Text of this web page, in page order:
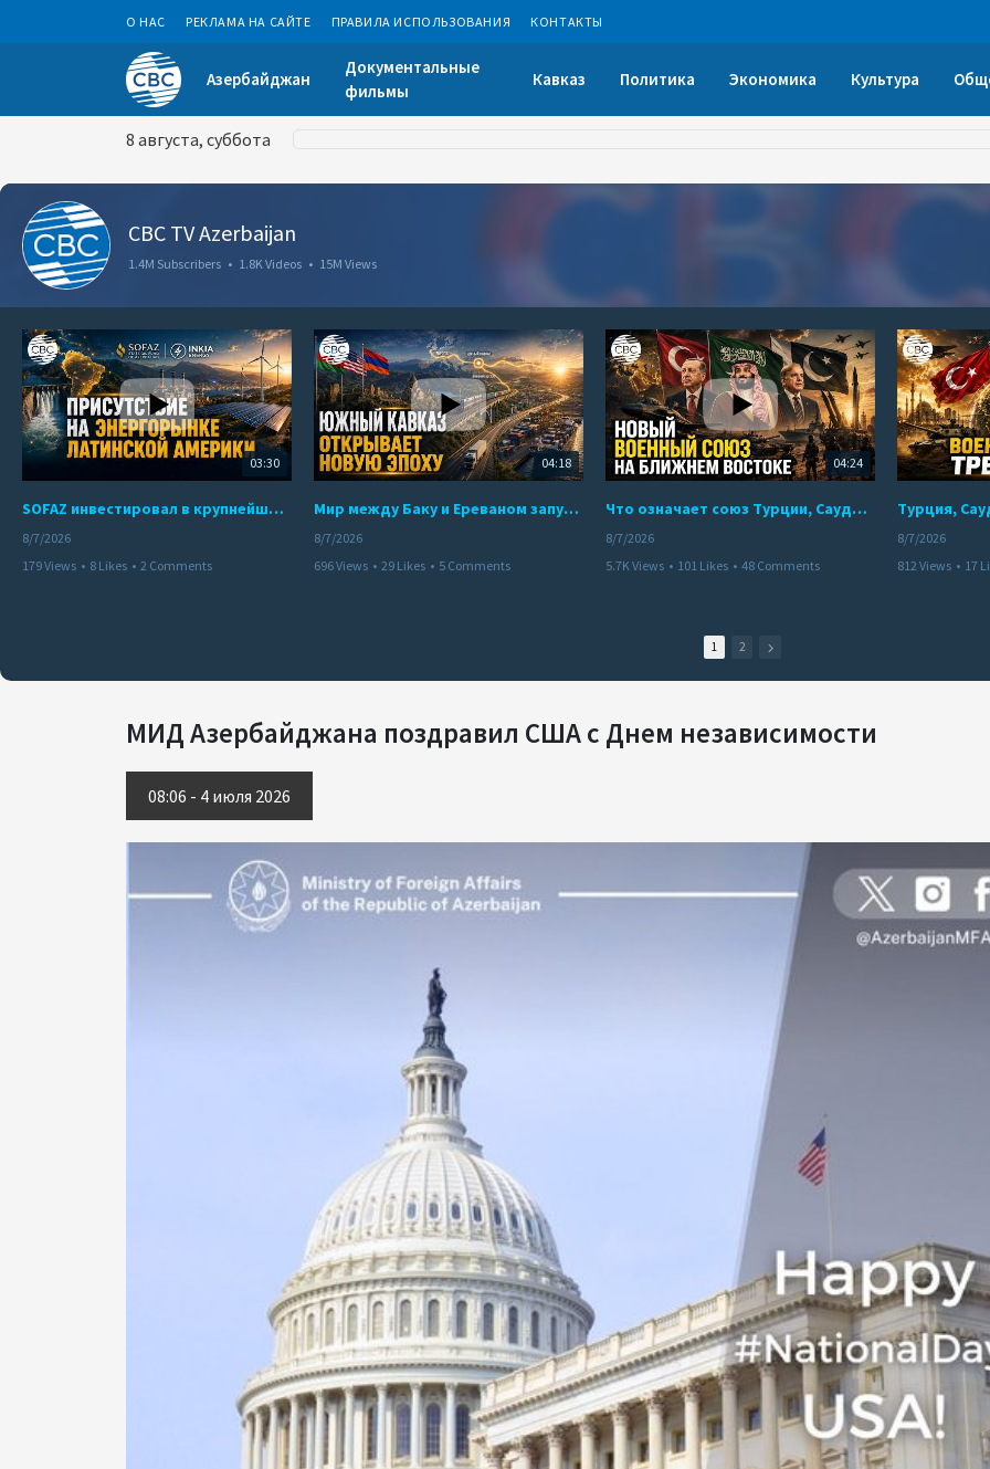
О НАС РЕКЛАМА НА САЙТЕ ПРАВИЛА ИСПОЛЬЗОВАНИЯ КОНТАКТЫ
Азербайджан
Документальные
фильмы
Кавказ Политика Экономика Культура
8 августа, суббота
CBC TV Azerbaijan
1.4M Subscribers • 1.8K Videos • 15M Views
03:30
SOFAZ инвестировал в крупнейшего независимого производителя электроэнергии Перу
8/7/2026
179 Views • 8 Likes • 2 Comments
04:18
Мир между Баку и Ереваном запускает крупные логистические проекты
8/7/2026
696 Views • 29 Likes • 5 Comments
04:24
Что означает союз Турции, Саудовской Аравии и Пакистана?
8/7/2026
5.7K Views • 101 Likes • 48 Comments
8/7/2026
812 Views • 17
1 2
МИД Азербайджана поздравил США с Днем независимости
08:06 - 4 июля 2026